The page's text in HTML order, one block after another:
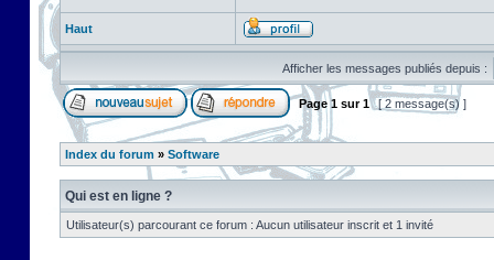
Haut
Afficher les messages publiés depuis :
Page1 sur1 [ 2 message(s) ]
Index du forum » Software
Qui est en ligne ?
Utilisateur(s) parcourant ce forum : Aucun utilisateur inscrit et 1 invité